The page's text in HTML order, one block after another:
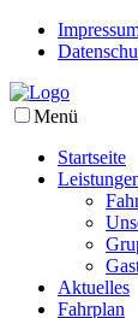
Menü
Startseite
Aktuelles
Fahrplan